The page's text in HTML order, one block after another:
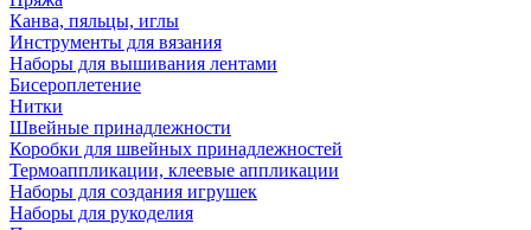
Канва, пяльцы, иглы
Инструменты для вязания
Наборы для вышивания лентами
Бисероплетение
Нитки
Швейные принадлежности
Коробки для швейных принадлежностей
Термоаппликации, клеевые аппликации
Наборы для создания игрушек
Наборы для рукоделия